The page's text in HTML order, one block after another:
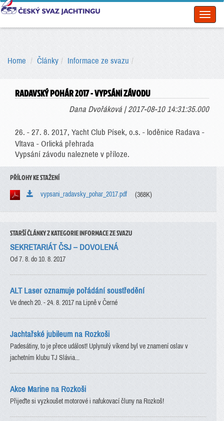
Home Články Informace ze svazu
RADAVSKÝ POHÁR 2017 - VYPSÁNÍ ZÁVODU
Dana Dvořáková | 2017-08-10 14:31:35.000
26. - 27. 8. 2017, Yacht Club Písek, o.s. - loděnice Radava -
Vltava - Orlická přehrada
Vypsání závodu naleznete v příloze.
PŘÍLOHY KE STAŽENÍ
vypsani_radavsky_pohar_2017.pdf (368K)
STARŠÍ ČLÁNKY Z KATEGORIE INFORMACE ZE SVAZU
SEKRETARIÁT ČSJ – DOVOLENÁ
Od 7. 8. do 10. 8. 2017
ALT Laser oznamuje pořádání soustředění
Ve dnech 20. - 24. 8. 2017 na Lipně v Černé
Jachtařské jubileum na Rozkoši
Padesátiny, to je přece událost! Uplynulý víkend byl ve znamení oslav v
jachetním klubu TJ Slávia...
Akce Marine na Rozkoši
Přijeďte si vyzkoušet motorové i nafukovací čluny na Rozkoš!